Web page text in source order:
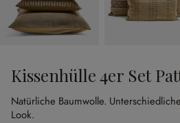
Kissenhülle 4er Set
Natürliche Baumwolle.
Look.